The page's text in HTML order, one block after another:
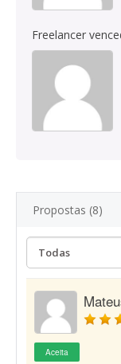
Freelancer
Propostas (8)
Aceita